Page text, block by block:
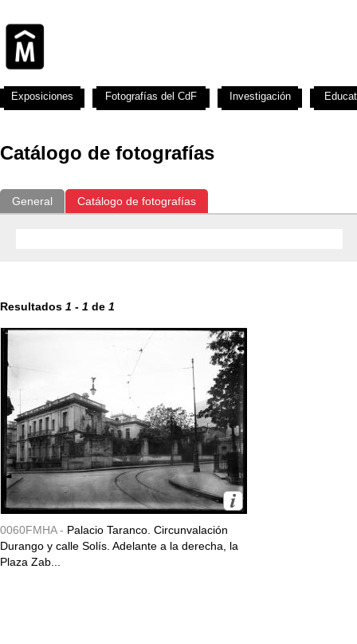
Catálogo de fotografías
General Catálogo de fotografías
Resultados 1 - 1 de 1
0060FMHA - Palacio Taranco. Circunvalación
Durango y calle Solís. Adelante a la derecha, la
Plaza Zab...
Exposiciones Fotografías del CdF Investigación